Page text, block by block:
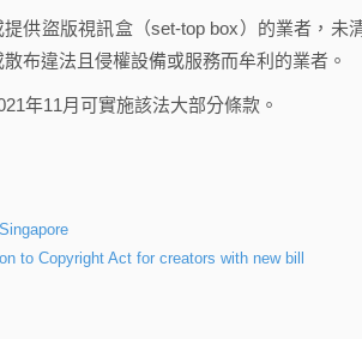
供盜版視訊盒（set-top box）的業者，未
布違法且侵權設備或服務而牟利的業者。
年11月可實施該法大部分條款。
to Copyright Act for creators with new bill